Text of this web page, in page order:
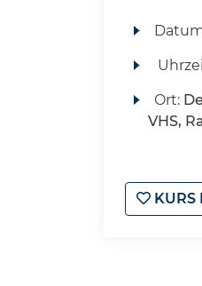
Ort:
VHS,
KURS